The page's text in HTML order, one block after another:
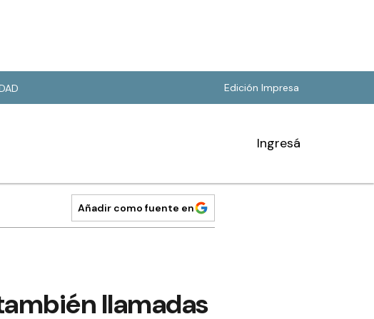
Edición Impresa
Ingresá
Añadir como fuente en
llamadas